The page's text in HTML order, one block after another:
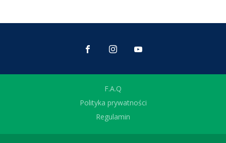
F.A.Q
Polityka prywatności
Regulamin